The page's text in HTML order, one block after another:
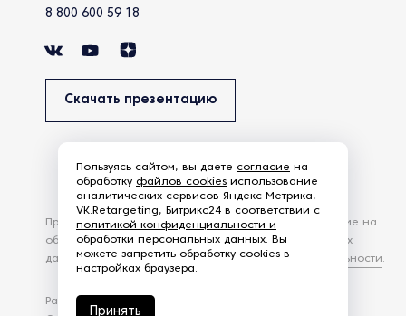
8 800 600 59 18
Скачать презентацию
Разработка сайта —
Продолжая использовать наш сайт, вы даете согласие на
обработку файлов Cookies и других пользовательских
данных, в соответствии сПолитикой конфиденциальности.
Пользуясь сайтом, вы даете согласие на
обработку файлов cookies использование
аналитических сервисов Яндекс Метрика,
VK.Retargeting, Битрикс24 в соответствии с
политикой конфиденциальности и
обработки персональных данных. Вы
можете запретить обработку cookies в
настройках браузера.
Принять